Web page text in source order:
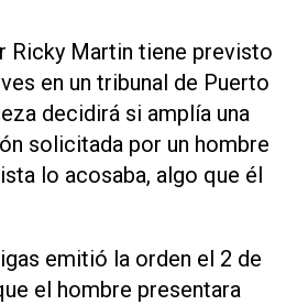
Ricky Martin tiene previsto
en un tribunal de Puerto
decidirá si amplía una
solicitada por un hombre
lo acosaba, algo que él
emitió la orden el 2 de
el hombre presentara